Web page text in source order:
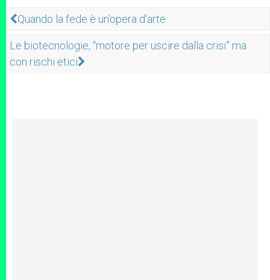
Quando la fede è un'opera d'arte
Le biotecnologie, “motore per uscire dalla crisi” ma
con rischi etici